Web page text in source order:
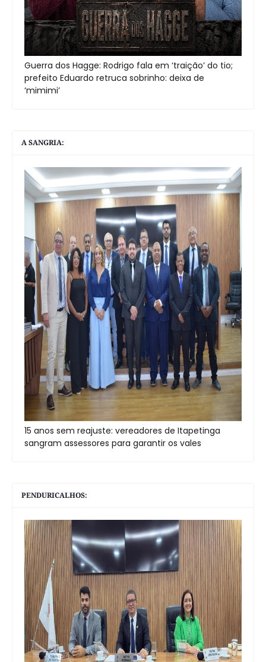
Guerra dos Hagge: Rodrigo fala em ‘traição’ do tio;
prefeito Eduardo retruca sobrinho: deixa de
‘mimimi’
A SANGRIA:
15 anos sem reajuste: vereadores de Itapetinga
sangram assessores para garantir os vales
PENDURICALHOS: